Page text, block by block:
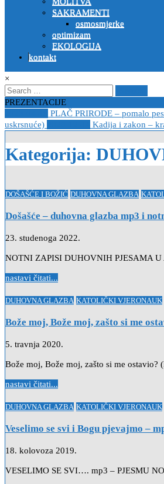
SAKRAMENTI
osmosmjerke
optimizam
EKOLOGIJA
kontakt
×
Search
for:
PREZENTACIJE
PLAČ PRIRODE – pomalo
uskrsnuće)
Kadija i zakon –
Kategorija:
Posted
DOŠAŠĆE I BOŽIĆ DUHOVNA GLAZBA
Došašće – duhovna glazba mp3 i
23. studenoga 2022.
NOTNI ZAPISI DUHOVNIH PJESAMA U
nastavi čitati...
Posted
DUHOVNA GLAZBA KATOLIČKI VJERONAUK
Bože moj, Bože moj, zašto si me
5. travnja 2020.
Bože moj, Bože moj, zašto si me
nastavi čitati...
Posted
DUHOVNA GLAZBA KATOLIČKI VJERONAUK
Veselimo se svi i Bogu pjevajmo –
18. kolovoza 2019.
VESELIMO SE SVI…. mp3 – PJESMU